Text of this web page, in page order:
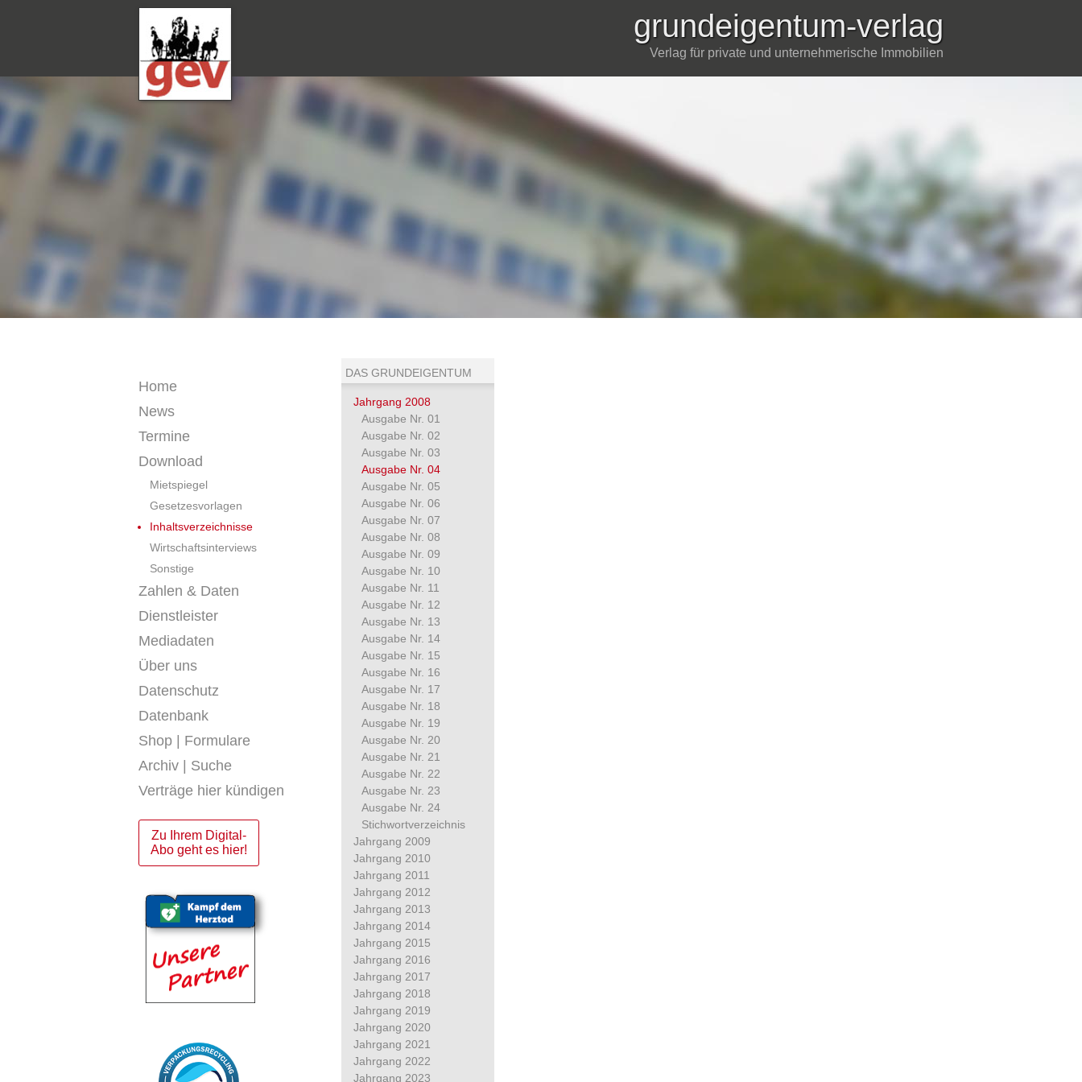
grundeigentum-verlag
Verlag für private und unternehmerische Immobilien
Home
News
Termine
Download
Mietspiegel
Gesetzesvorlagen
Inhaltsverzeichnisse
Wirtschaftsinterviews
Sonstige
Zahlen & Daten
Dienstleister
Mediadaten
Über uns
Datenschutz
Datenbank
Shop | Formulare
Archiv | Suche
Verträge hier kündigen
Zu Ihrem Digital-
Abo geht es hier!
DAS GRUNDEIGENTUM
Jahrgang 2008
Ausgabe Nr. 01
Ausgabe Nr. 02
Ausgabe Nr. 03
Ausgabe Nr. 04
Ausgabe Nr. 05
Ausgabe Nr. 06
Ausgabe Nr. 07
Ausgabe Nr. 08
Ausgabe Nr. 09
Ausgabe Nr. 10
Ausgabe Nr. 11
Ausgabe Nr. 12
Ausgabe Nr. 13
Ausgabe Nr. 14
Ausgabe Nr. 15
Ausgabe Nr. 16
Ausgabe Nr. 17
Ausgabe Nr. 18
Ausgabe Nr. 19
Ausgabe Nr. 20
Ausgabe Nr. 21
Ausgabe Nr. 22
Ausgabe Nr. 23
Ausgabe Nr. 24
Stichwortverzeichnis
Jahrgang 2009
Jahrgang 2010
Jahrgang 2011
Jahrgang 2012
Jahrgang 2013
Jahrgang 2014
Jahrgang 2015
Jahrgang 2016
Jahrgang 2017
Jahrgang 2018
Jahrgang 2019
Jahrgang 2020
Jahrgang 2021
Jahrgang 2022
Jahrgang 2023